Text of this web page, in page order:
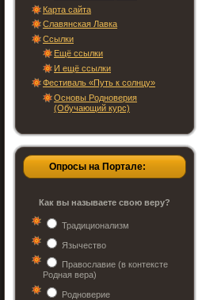
Карта сайта
Славянская Лавка
Ссылки
Ещё ссылки
И ещё ссылки
Фестиваль «Путь к солнцу»
Основы Родноверия
(Обучающий курс)
Опросы на Портале:
Как вы называете свою веру?
Традиционализм
Язычество
Православие (в контексте
Родная вера)
Родноверие